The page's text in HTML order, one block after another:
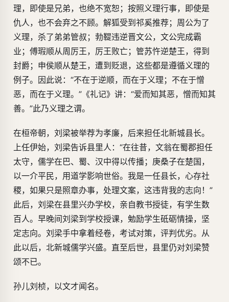
理，即使是兄弟，也绝不宽恕；按照义理行事，即使是
仇人，也不会弃之不顾。解狐受到祁奚推荐；周公为了
义理，杀了弟弟管叔；勃鞮违逆晋文公，文公完成霸
业；傅瑕顺从周厉王，厉王败亡；管苏忤逆楚王，得到
封爵；申侯顺从楚王，遭到贬退，这些都是遵循义理的
例子。因此说：“不在于逆顺，而在于义理；不在于憎
恶，而在于义理。”《礼记》讲：“爱而知其恶，憎而知其
善。”此乃义理之谓。
在桓帝朝，刘梁被举荐为孝廉，后来担任北新城县长。
上任伊始，刘梁告诉县里人：“在往昔，文翁在蜀郡担任
太守，儒学在巴、蜀、汉中得以传播；庚桑子在楚国，
以一介平民，用道学影响世俗。我是一任县长，心存社
稷，如果只是照章办事，处理文案，这违背我的志向！”
此后，刘梁在县里兴办学校，亲自教书授徒，有学生数
百人。早晚间刘梁到学校授课，勉励学生砥砺情操，坚
定志向。刘梁手中拿着经卷，考试对策，评判优劣。从
此以后，北新城儒学兴盛。直至后世，县里仍对刘梁赞
颂不已。
孙儿刘桢，以文才闻名。